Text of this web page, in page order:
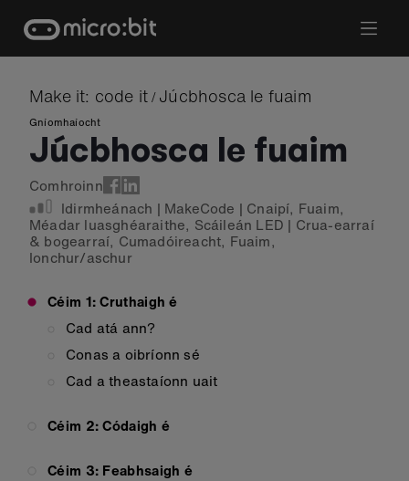
content
Make it: code it / Júcbhosca le fuaim
Gníomhaíocht
Júcbhosca le fuaim
Comhroinn
Idirmheánach | MakeCode | Cnaipí, Fuaim,
Méadar luasghéaraithe, Scáileán LED | Crua-earraí
& bogearraí, Cumadóireacht, Fuaim,
Ionchur/aschur
Céim 1: Cruthaigh é
Cad atá ann?
Conas a oibríonn sé
Cad a theastaíonn uait
Céim 2: Códaigh é
Céim 3: Feabhsaigh é